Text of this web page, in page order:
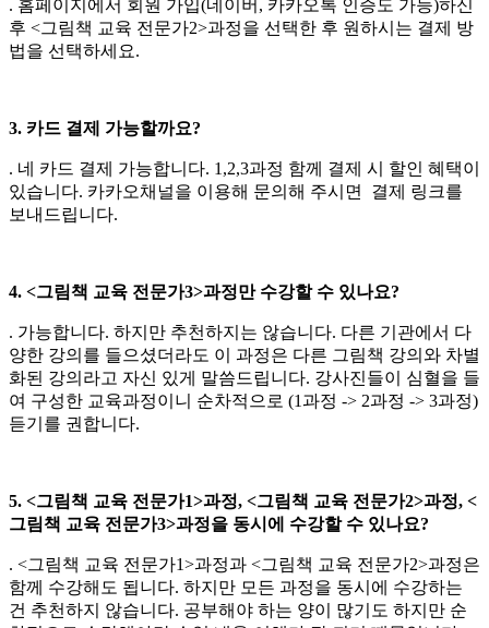
. 홈페이지에서 회원 가입(네이버, 카카오톡 인증도 가능)하신
후 <그림책 교육 전문가2>과정을 선택한 후 원하시는 결제 방
법을 선택하세요.
3. 카드 결제 가능할까요?
. 네 카드 결제 가능합니다. 1,2,3과정 함께 결제 시 할인 혜택이
있습니다. 카카오채널을 이용해 문의해 주시면 결제 링크를
보내드립니다.
4. <그림책 교육 전문가3>과정만 수강할 수 있나요?
. 가능합니다. 하지만 추천하지는 않습니다. 다른 기관에서 다
양한 강의를 들으셨더라도 이 과정은 다른 그림책 강의와 차별
화된 강의라고 자신 있게 말씀드립니다. 강사진들이 심혈을 들
여 구성한 교육과정이니 순차적으로 (1과정 -> 2과정 -> 3과정)
듣기를 권합니다.
5. <그림책 교육 전문가1>과정, <그림책 교육 전문가2>과정, <
그림책 교육 전문가3>과정을 동시에 수강할 수 있나요?
. <그림책 교육 전문가1>과정과 <그림책 교육 전문가2>과정은
함께 수강해도 됩니다. 하지만 모든 과정을 동시에 수강하는
건 추천하지 않습니다. 공부해야 하는 양이 많기도 하지만 순